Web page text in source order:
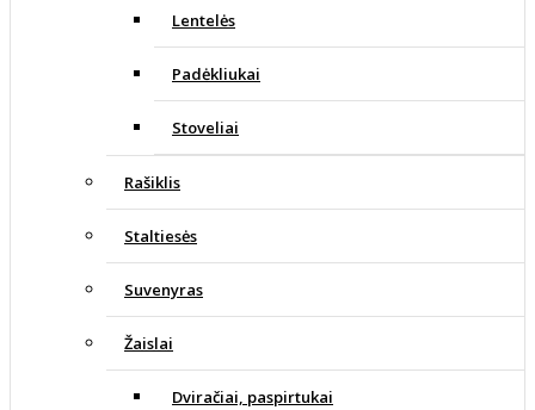
Lentelės
Padėkliukai
Stoveliai
Rašiklis
Staltiesės
Suvenyras
Žaislai
Dviračiai, paspirtukai